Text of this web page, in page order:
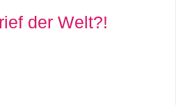
der Welt?!